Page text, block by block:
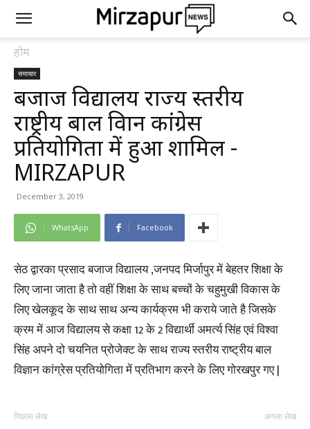
होम
समाचार
बजाज विद्यालय राज्य स्तरीय
राष्ट्रीय बाल विज्ञान कांग्रेस
प्रतियोगिता में हुआ शामिल -
MIRZAPUR
December 3, 2019
WhatsApp Facebook
सेठ द्वारका प्रसाद बजाज विद्यालय ,जनपद मिर्जापुर में बेहतर शिक्षा के
लिए जाना जाता है तो वहीं शिक्षा के साथ बच्चों के चहुमुखी विकास के
लिए खेलकूद के साथ साथ अन्य कार्यक्रम भी कराये जाते है जिसके
क्रम में आज विद्यालय से कक्षा 12 के 2 विद्यार्थी अमर्त्य सिंह एवं विश्वा
सिंह अपने दो चयनित प्रोजेक्ट के साथ राज्य स्तरीय राष्ट्रीय बाल
विज्ञान कांग्रेस प्रतियोगिता में प्रतिभाग करने के लिए गोरखपुर गए |
पिछला लेख अगला लेख